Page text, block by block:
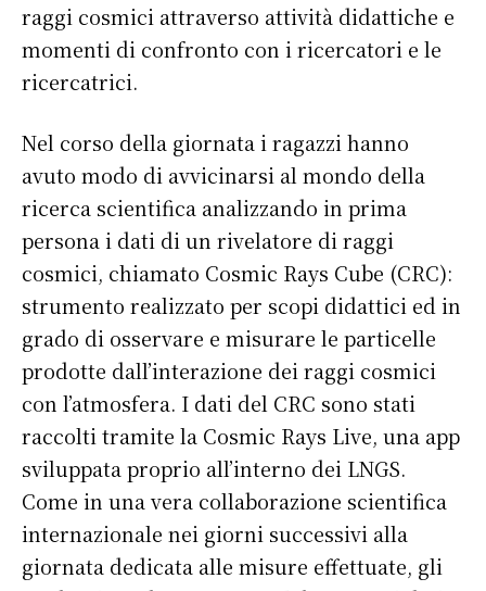
raggi cosmici attraverso attività didattiche e
momenti di confronto con i ricercatori e le
ricercatrici.
Nel corso della giornata i ragazzi hanno
avuto modo di avvicinarsi al mondo della
ricerca scientifica analizzando in prima
persona i dati di un rivelatore di raggi
cosmici, chiamato Cosmic Rays Cube (CRC):
strumento realizzato per scopi didattici ed in
grado di osservare e misurare le particelle
prodotte dall’interazione dei raggi cosmici
con l’atmosfera. I dati del CRC sono stati
raccolti tramite la Cosmic Rays Live, una app
sviluppata proprio all’interno dei LNGS.
Come in una vera collaborazione scientifica
internazionale nei giorni successivi alla
giornata dedicata alle misure effettuate, gli